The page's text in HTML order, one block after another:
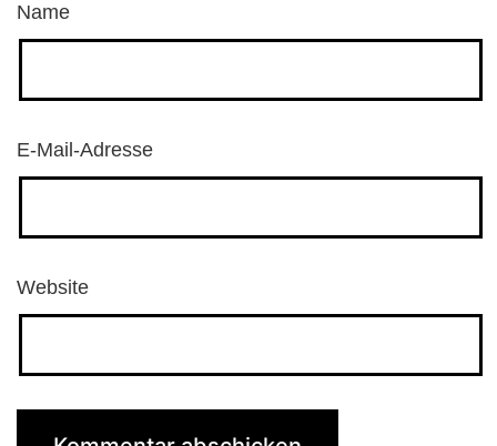
Name
E-Mail-Adresse
Website